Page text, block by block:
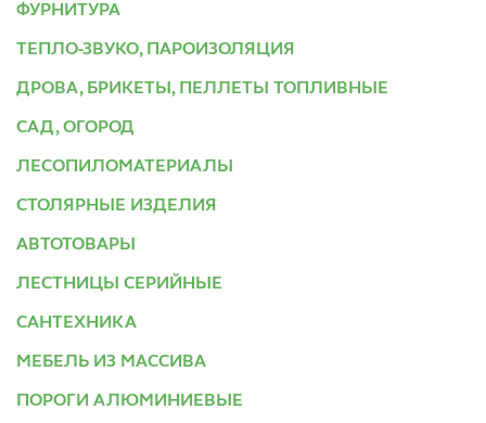
ФУРНИТУРА
ТЕПЛО-ЗВУКО, ПАРОИЗОЛЯЦИЯ
ДРОВА, БРИКЕТЫ, ПЕЛЛЕТЫ ТОПЛИВНЫЕ
САД, ОГОРОД
ЛЕСОПИЛОМАТЕРИАЛЫ
СТОЛЯРНЫЕ ИЗДЕЛИЯ
АВТОТОВАРЫ
ЛЕСТНИЦЫ СЕРИЙНЫЕ
САНТЕХНИКА
МЕБЕЛЬ ИЗ МАССИВА
ПОРОГИ АЛЮМИНИЕВЫЕ